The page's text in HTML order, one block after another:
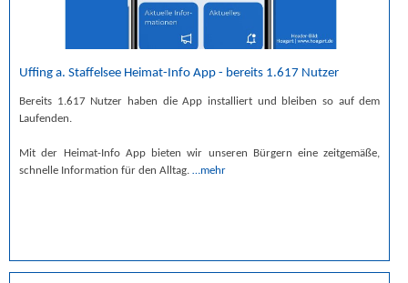
Uffing a. Staffelsee Heimat-Info App - bereits 1.617 Nutzer
Bereits 1.617 Nutzer haben die App installiert und bleiben so auf dem
Laufenden.
Mit der Heimat-Info App bieten wir unseren Bürgern eine zeitgemäße,
schnelle Information für den Alltag. …mehr